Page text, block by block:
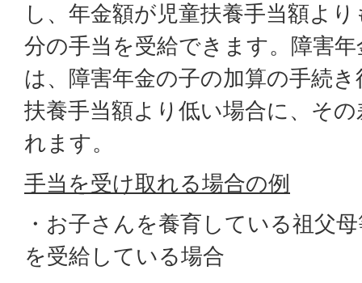
し、年金額が児童扶養手当額よ
分の手当を受給できます。障害
は、障害年金の子の加算の手続
扶養手当額より低い場合に、そ
れます。
手当を受け取れる場合の例
・お子さんを養育している祖父
を受給している場合